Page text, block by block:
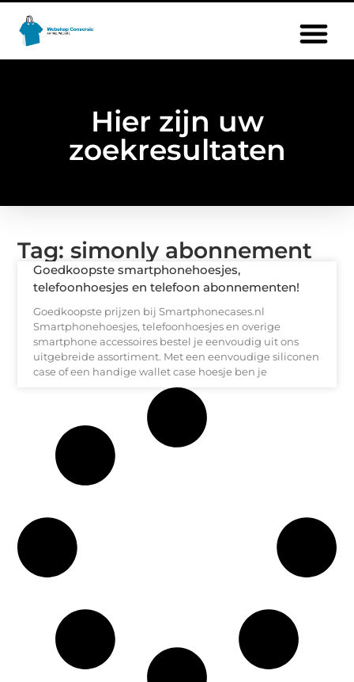
Hier zijn uw
zoekresultaten
Tag: simonly abonnement
Goedkoopste smartphonehoesjes,
telefoonhoesjes en telefoon abonnementen!
Goedkoopste prijzen bij Smartphonecases.nl
Smartphonehoesjes, telefoonhoesjes en overige
smartphone accessoires bestel je eenvoudig uit ons
uitgebreide assortiment. Met een eenvoudige siliconen
case of een handige wallet case hoesje ben je